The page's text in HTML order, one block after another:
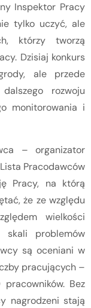
Inspektor Pracy
tylko uczyć, ale
którzy tworzą
Dzisiaj konkurs
ale przede
rozwoju
monitorowania i
– organizator
Pracodawców
Pracy, na którą
że ze względu
wielkości
skali problemów
są oceniani w
pracujących –
Bez
nagrodzeni stają